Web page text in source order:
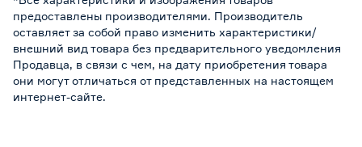
предоставлены производителями. Производитель
оставляет за собой право изменить характеристики/
внешний вид товара без предварительного уведомления
Продавца, в связи с чем, на дату приобретения товара
они могут отличаться от представленных на настоящем
интернет-сайте.